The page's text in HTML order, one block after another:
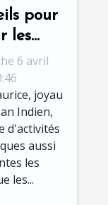
pour
les
à
6 avril
joyau
Indien,
d'activités
aussi
les
les...